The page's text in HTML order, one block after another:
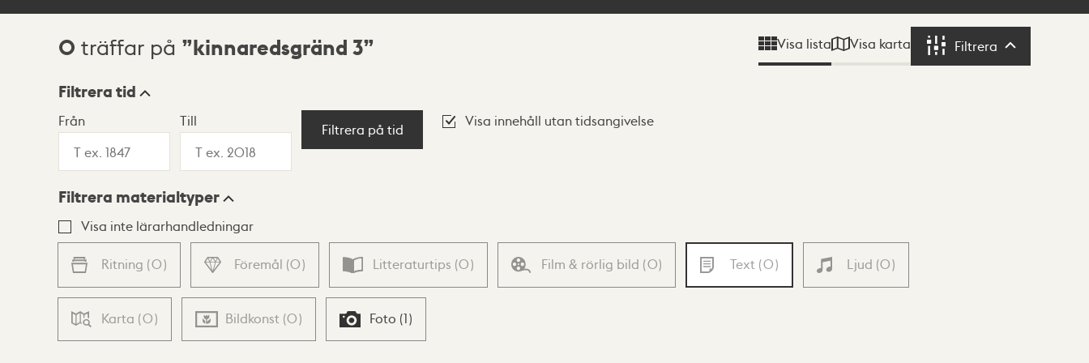
Sökresultat
0 träffar på kinnaredsgränd 3 Visa lista Visa karta Filtrera Filtrera
Visningsläge
Lista Karta
Filtrera tid
Från Till
Filtrera på tid
Visa innehåll utan tidsangivelse
Filtrera materialtyper
Visa inte lärarhandledningar
Ritning (0) Föremål (0) Litteraturtips (0) Film & rörlig bild (0) Text (0) Ljud (0)
Karta (0) Bildkonst (0) Foto (1)